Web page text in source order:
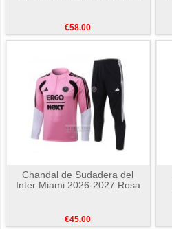
€58.00
Chandal de Sudadera del
Inter Miami 2026-2027 Rosa
€45.00